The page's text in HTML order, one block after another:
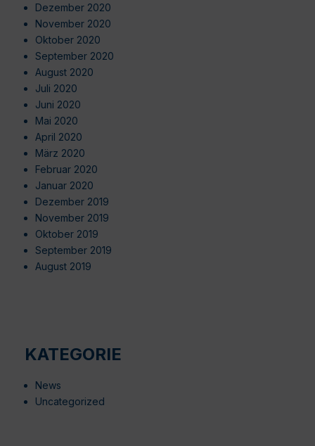
Dezember 2020
November 2020
Oktober 2020
September 2020
August 2020
Juli 2020
Juni 2020
Mai 2020
April 2020
März 2020
Februar 2020
Januar 2020
Dezember 2019
November 2019
Oktober 2019
September 2019
August 2019
KATEGORIE
News
Uncategorized